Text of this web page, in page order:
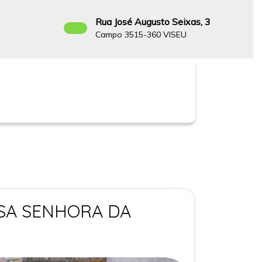
Rua José Augusto Seixas, 3
Campo 3515-360 VISEU
SENHORA DA